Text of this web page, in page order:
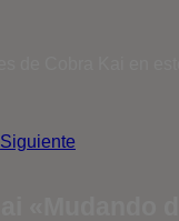
Siguiente